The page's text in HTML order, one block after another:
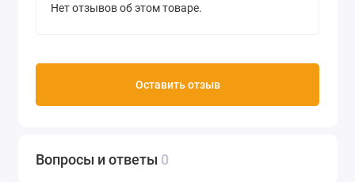
Нет отзывов об этом товаре.
Оставить отзыв
Вопросы и ответы 0